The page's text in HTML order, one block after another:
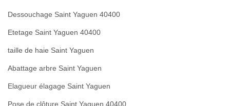
Dessouchage Saint Yaguen 40400
Etetage Saint Yaguen 40400
taille de haie Saint Yaguen
Abattage arbre Saint Yaguen
Elagueur élagage Saint Yaguen
Pose de clôture Saint Yaguen 40400